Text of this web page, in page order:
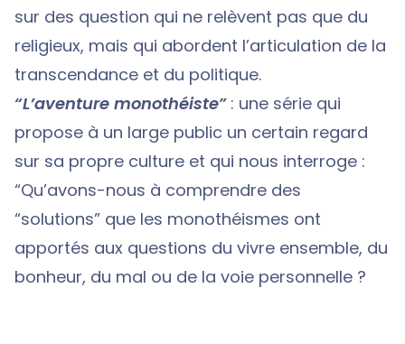
sur des question qui ne relèvent pas que du
religieux, mais qui abordent l’articulation de la
transcendance et du politique.
“L’aventure monothéiste”: une série qui
propose à un large public un certain regard
sur sa propre culture et qui nous interroge :
“Qu’avons-nous à comprendre des
“solutions” que les monothéismes ont
apportés aux questions du vivre ensemble, du
bonheur, du mal ou de la voie personnelle ?